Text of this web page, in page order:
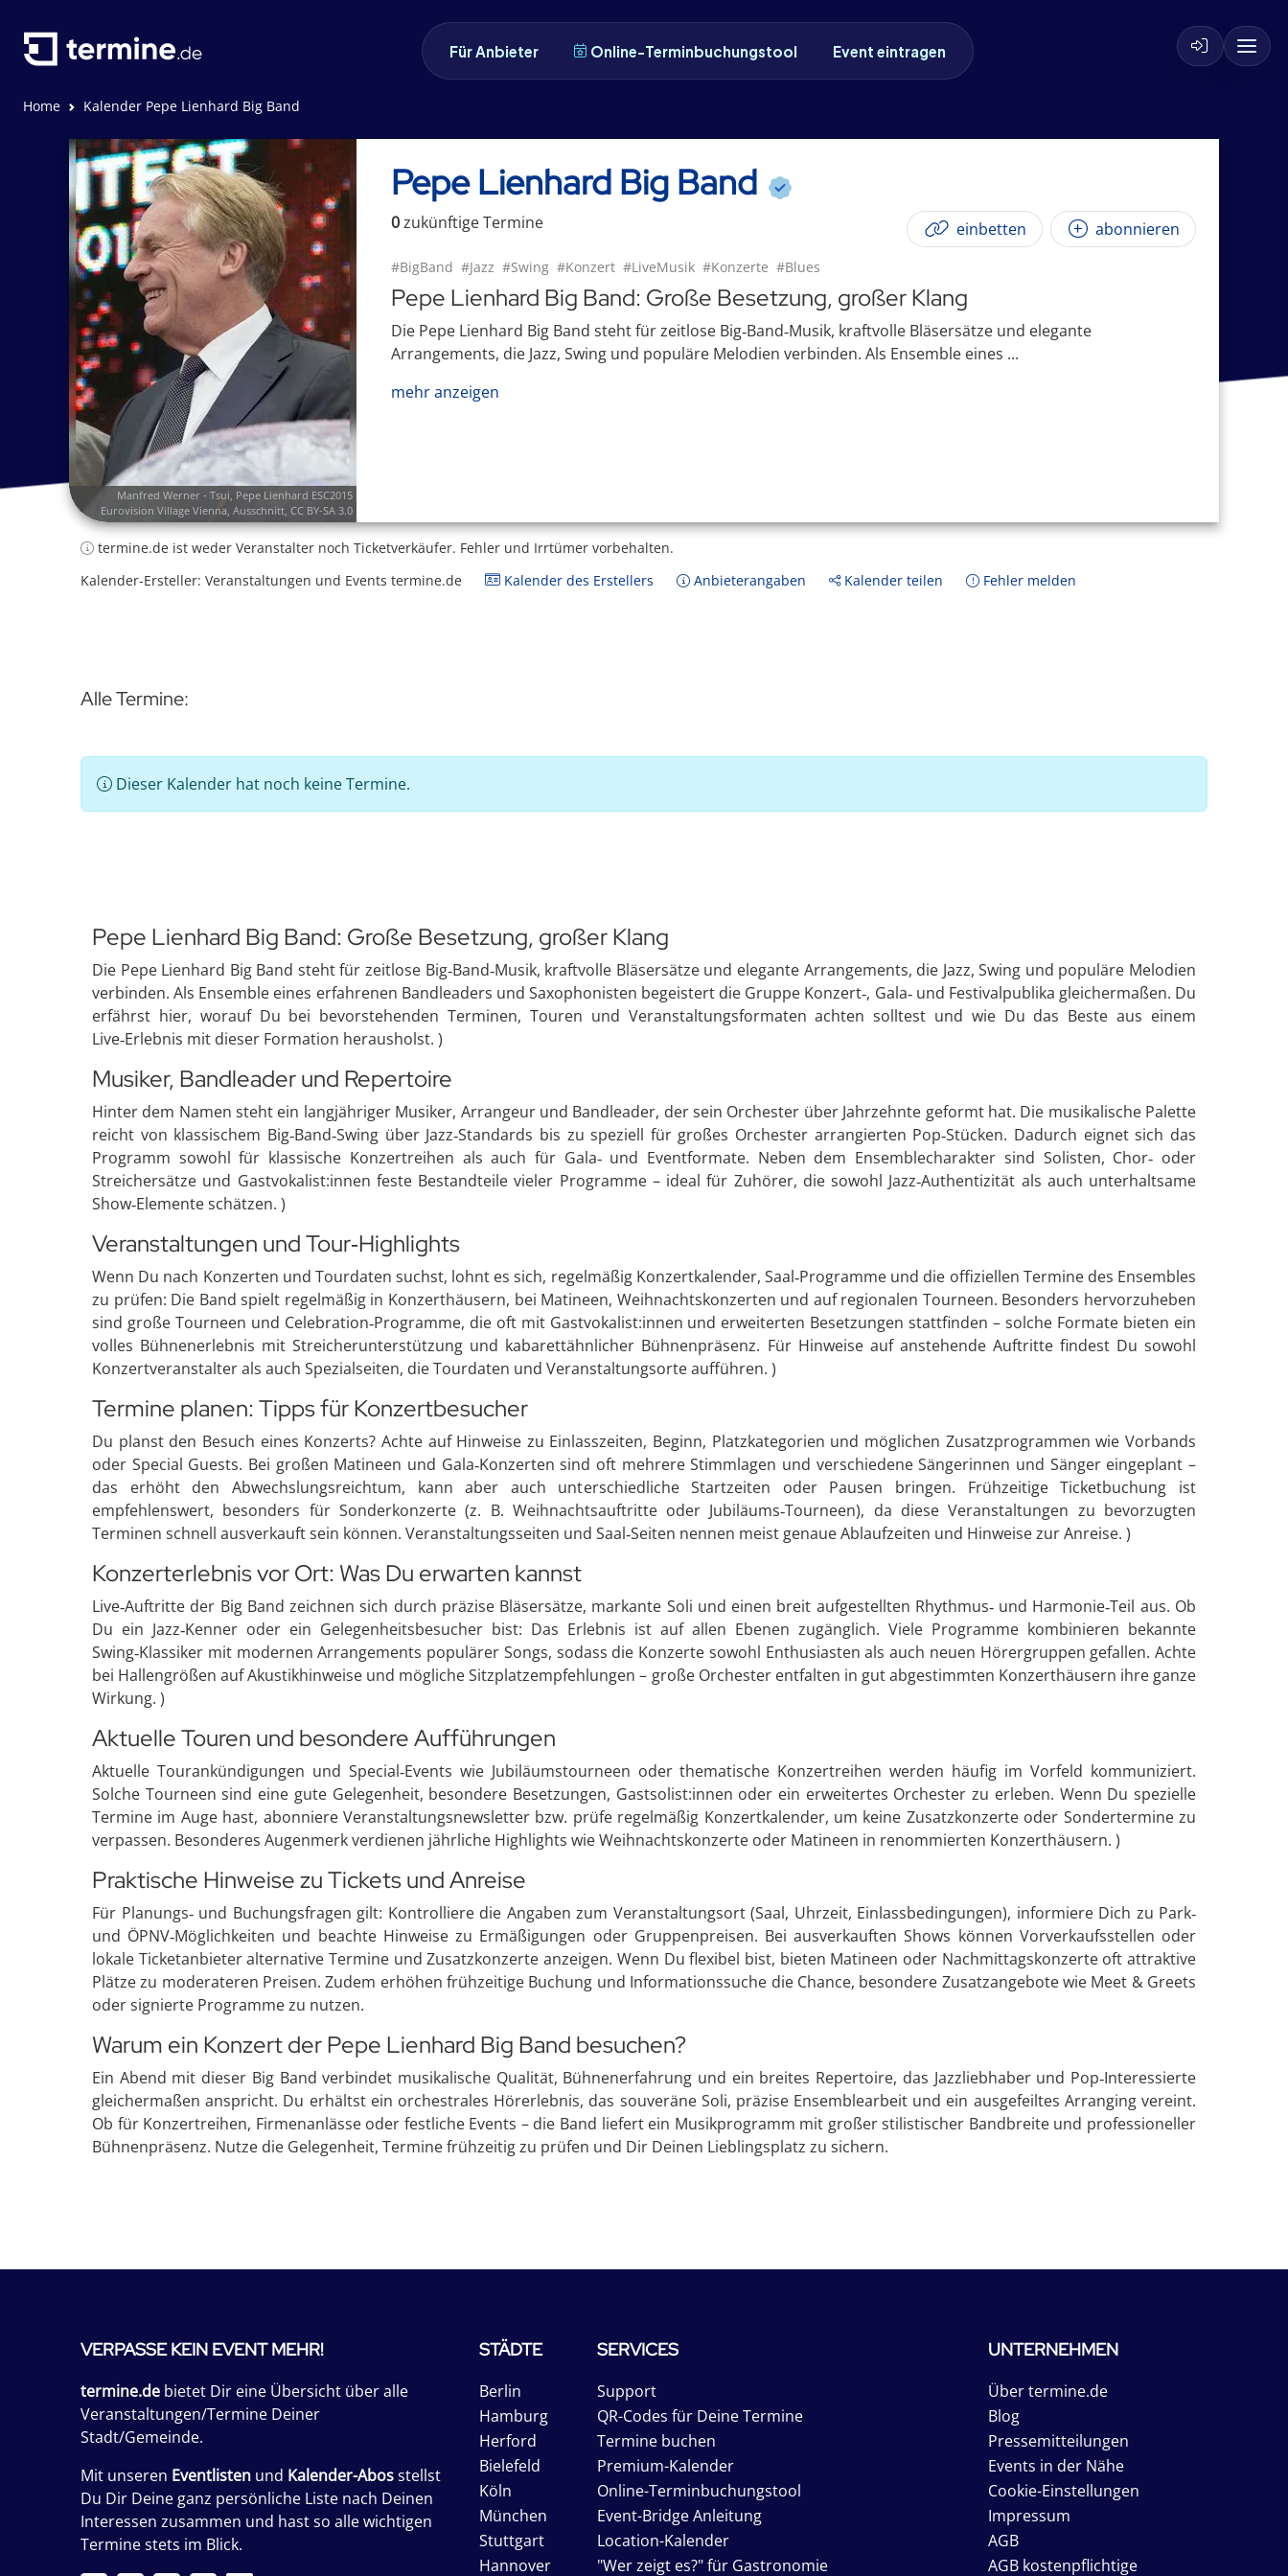
Für Anbieter Online-Terminbuchungstool Event eintragen
Home Kalender Pepe Lienhard Big Band
Manfred Werner - Tsui, Pepe Lienhard ESC2015
Eurovision Village Vienna, Ausschnitt, CC BY-SA 3.0
Pepe Lienhard Big Band
0zukünftigeTermine einbetten abonnieren
#BigBand #Jazz #Swing #Konzert #LiveMusik #Konzerte #Blues
Pepe Lienhard Big Band: Große Besetzung, großer Klang
Die Pepe Lienhard Big Band steht für zeitlose Big‑Band‑Musik, kraftvolle Bläsersätze und elegante
Arrangements, die Jazz, Swing und populäre Melodien verbinden. Als Ensemble eines ...
mehr anzeigen
termine.de ist weder Veranstalter noch Ticketverkäufer. Fehler und Irrtümer vorbehalten.
Kalender-Ersteller: Veranstaltungen und Events termine.de
Kalender des Erstellers Anbieterangaben Kalender teilen Fehler melden
Alle Termine:
Dieser Kalender hat noch keine Termine.
Pepe Lienhard Big Band: Große Besetzung, großer Klang
Die Pepe Lienhard Big Band steht für zeitlose Big‑Band‑Musik, kraftvolle Bläsersätze und elegante Arrangements, die Jazz, Swing und populäre Melodien
verbinden. Als Ensemble eines erfahrenen Bandleaders und Saxophonisten begeistert die Gruppe Konzert‑, Gala‑ und Festivalpublika gleichermaßen. Du
erfährst hier, worauf Du bei bevorstehenden Terminen, Touren und Veranstaltungsformaten achten solltest und wie Du das Beste aus einem
Live‑Erlebnis mit dieser Formation herausholst. )
Musiker, Bandleader und Repertoire
Hinter dem Namen steht ein langjähriger Musiker, Arrangeur und Bandleader, der sein Orchester über Jahrzehnte geformt hat. Die musikalische Palette
reicht von klassischem Big‑Band‑Swing über Jazz‑Standards bis zu speziell für großes Orchester arrangierten Pop‑Stücken. Dadurch eignet sich das
Programm sowohl für klassische Konzertreihen als auch für Gala‑ und Eventformate. Neben dem Ensemblecharakter sind Solisten, Chor‑ oder
Streichersätze und Gastvokalist:innen feste Bestandteile vieler Programme – ideal für Zuhörer, die sowohl Jazz‑Authentizität als auch unterhaltsame
Show‑Elemente schätzen. )
Veranstaltungen und Tour‑Highlights
Wenn Du nach Konzerten und Tourdaten suchst, lohnt es sich, regelmäßig Konzertkalender, Saal‑Programme und die offiziellen Termine des Ensembles
zu prüfen: Die Band spielt regelmäßig in Konzerthäusern, bei Matineen, Weihnachtskonzerten und auf regionalen Tourneen. Besonders hervorzuheben
sind große Tourneen und Celebration‑Programme, die oft mit Gastvokalist:innen und erweiterten Besetzungen stattfinden – solche Formate bieten ein
volles Bühnenerlebnis mit Streicherunterstützung und kabarettähnlicher Bühnenpräsenz. Für Hinweise auf anstehende Auftritte findest Du sowohl
Konzertveranstalter als auch Spezialseiten, die Tourdaten und Veranstaltungsorte aufführen. )
Termine planen: Tipps für Konzertbesucher
Du planst den Besuch eines Konzerts? Achte auf Hinweise zu Einlasszeiten, Beginn, Platzkategorien und möglichen Zusatzprogrammen wie Vorbands
oder Special Guests. Bei großen Matineen und Gala‑Konzerten sind oft mehrere Stimmlagen und verschiedene Sängerinnen und Sänger eingeplant –
das erhöht den Abwechslungsreichtum, kann aber auch unterschiedliche Startzeiten oder Pausen bringen. Frühzeitige Ticketbuchung ist
empfehlenswert, besonders für Sonderkonzerte (z. B. Weihnachtsauftritte oder Jubiläums‑Tourneen), da diese Veranstaltungen zu bevorzugten
Terminen schnell ausverkauft sein können. Veranstaltungsseiten und Saal‑Seiten nennen meist genaue Ablaufzeiten und Hinweise zur Anreise. )
Konzerterlebnis vor Ort: Was Du erwarten kannst
Live‑Auftritte der Big Band zeichnen sich durch präzise Bläsersätze, markante Soli und einen breit aufgestellten Rhythmus‑ und Harmonie‑Teil aus. Ob
Du ein Jazz‑Kenner oder ein Gelegenheitsbesucher bist: Das Erlebnis ist auf allen Ebenen zugänglich. Viele Programme kombinieren bekannte
Swing‑Klassiker mit modernen Arrangements populärer Songs, sodass die Konzerte sowohl Enthusiasten als auch neuen Hörergruppen gefallen. Achte
bei Hallengrößen auf Akustikhinweise und mögliche Sitzplatzempfehlungen – große Orchester entfalten in gut abgestimmten Konzerthäusern ihre ganze
Wirkung. )
Aktuelle Touren und besondere Aufführungen
Aktuelle Tourankündigungen und Special‑Events wie Jubiläumstourneen oder thematische Konzertreihen werden häufig im Vorfeld kommuniziert.
Solche Tourneen sind eine gute Gelegenheit, besondere Besetzungen, Gastsolist:innen oder ein erweitertes Orchester zu erleben. Wenn Du spezielle
Termine im Auge hast, abonniere Veranstaltungsnewsletter bzw. prüfe regelmäßig Konzertkalender, um keine Zusatzkonzerte oder Sondertermine zu
verpassen. Besonderes Augenmerk verdienen jährliche Highlights wie Weihnachtskonzerte oder Matineen in renommierten Konzerthäusern. )
Praktische Hinweise zu Tickets und Anreise
Für Planungs‑ und Buchungsfragen gilt: Kontrolliere die Angaben zum Veranstaltungsort (Saal, Uhrzeit, Einlassbedingungen), informiere Dich zu Park‑
und ÖPNV‑Möglichkeiten und beachte Hinweise zu Ermäßigungen oder Gruppenpreisen. Bei ausverkauften Shows können Vorverkaufsstellen oder
lokale Ticketanbieter alternative Termine und Zusatzkonzerte anzeigen. Wenn Du flexibel bist, bieten Matineen oder Nachmittagskonzerte oft attraktive
Plätze zu moderateren Preisen. Zudem erhöhen frühzeitige Buchung und Informationssuche die Chance, besondere Zusatzangebote wie Meet & Greets
oder signierte Programme zu nutzen.
Warum ein Konzert der Pepe Lienhard Big Band besuchen?
Ein Abend mit dieser Big Band verbindet musikalische Qualität, Bühnenerfahrung und ein breites Repertoire, das Jazzliebhaber und Pop‑Interessierte
gleichermaßen anspricht. Du erhältst ein orchestrales Hörerlebnis, das souveräne Soli, präzise Ensemblearbeit und ein ausgefeiltes Arranging vereint.
Ob für Konzertreihen, Firmenanlässe oder festliche Events – die Band liefert ein Musikprogramm mit großer stilistischer Bandbreite und professioneller
Bühnenpräsenz. Nutze die Gelegenheit, Termine frühzeitig zu prüfen und Dir Deinen Lieblingsplatz zu sichern.
VERPASSE KEIN EVENT MEHR!
termine.de bietet Dir eine Übersicht über alle
Veranstaltungen/Termine Deiner
Stadt/Gemeinde.
Mit unseren Eventlisten und Kalender-Abosstellst
Du Dir Deine ganz persönliche Liste nach Deinen
Interessen zusammen und hast so alle wichtigen
Termine stets im Blick.
STÄDTE
Berlin
Hamburg
Herford
Bielefeld
Köln
München
Stuttgart
Hannover
SERVICES
Support
QR-Codes für Deine Termine
Termine buchen
Premium-Kalender
Online-Terminbuchungstool
Event-Bridge Anleitung
Location-Kalender
"Wer zeigt es?" für Gastronomie
UNTERNEHMEN
Über termine.de
Blog
Pressemitteilungen
Events in der Nähe
Cookie-Einstellungen
Impressum
AGB
AGB kostenpflichtige